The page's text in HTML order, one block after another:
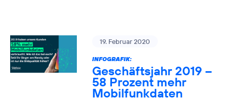
19. Februar 2020
INFOGRAFIK:
Geschäftsjahr 2019 –
58 Prozent mehr
Mobilfunkdaten